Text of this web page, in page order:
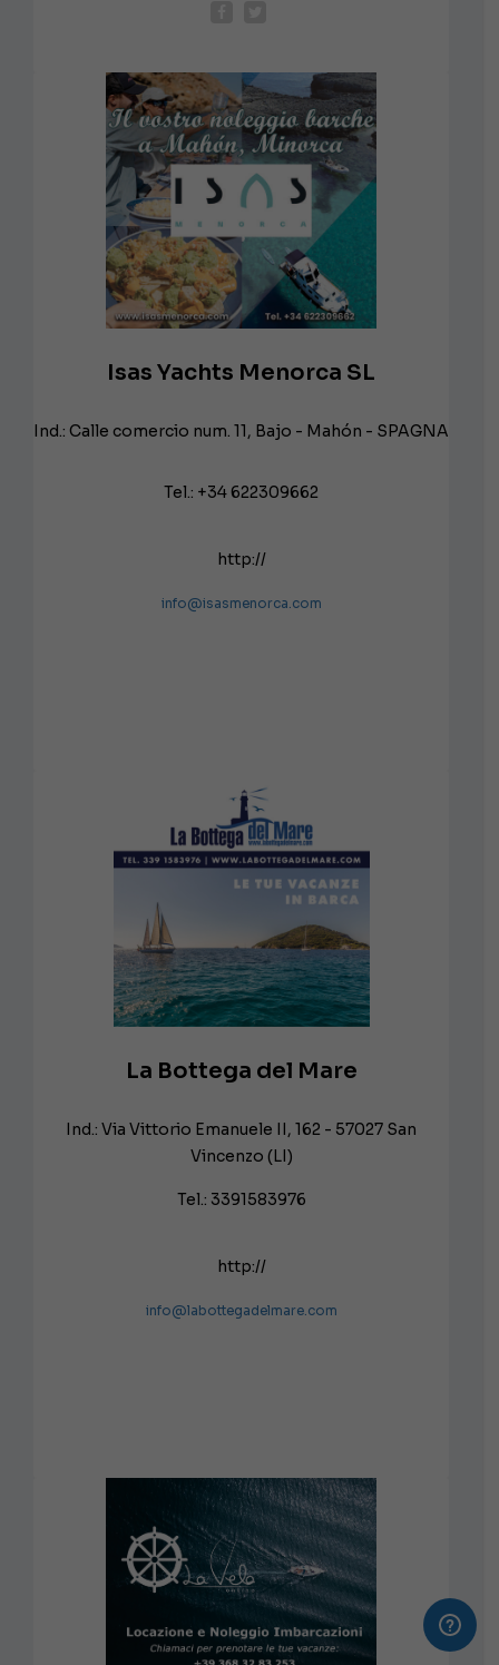
Isas Yachts Menorca SL
Ind.: Calle comercio num. 11, Bajo - Mahón - SPAGNA
Tel.: +34 622309662
http://
info@isasmenorca.com
La Bottega del Mare
Ind.: Via Vittorio Emanuele II, 162 - 57027 San
Vincenzo (LI)
Tel.: 3391583976
http://
info@labottegadelmare.com